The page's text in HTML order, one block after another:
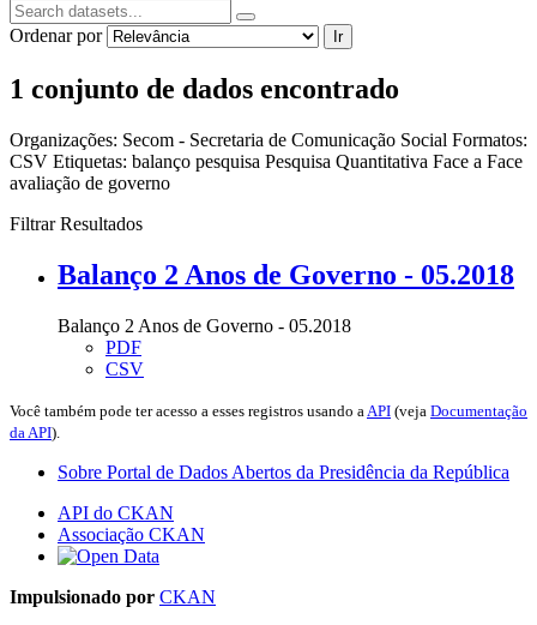
Ordenar por Ir
1 conjunto de dados encontrado
Organizações: Secom - Secretaria de Comunicação Social Formatos:
CSV Etiquetas: balanço pesquisa Pesquisa Quantitativa Face a Face
avaliação de governo
Filtrar Resultados
Balanço 2 Anos de Governo - 05.2018
Balanço 2 Anos de Governo - 05.2018
PDF
CSV
Você também pode ter acesso a esses registros usando a API (veja Documentação
da API).
Sobre Portal de Dados Abertos da Presidência da República
API do CKAN
Associação CKAN
Impulsionado por CKAN